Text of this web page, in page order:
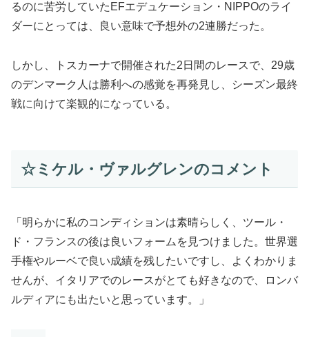
るのに苦労していたEFエデュケーション・NIPPOのライ
ダーにとっては、良い意味で予想外の2連勝だった。
しかし、トスカーナで開催された2日間のレースで、29歳
のデンマーク人は勝利への感覚を再発見し、シーズン最終
戦に向けて楽観的になっている。
☆ミケル・ヴァルグレンのコメント
「明らかに私のコンディションは素晴らしく、ツール・
ド・フランスの後は良いフォームを見つけました。世界選
手権やルーベで良い成績を残したいですし、よくわかりま
せんが、イタリアでのレースがとても好きなので、ロンバ
ルディアにも出たいと思っています。」